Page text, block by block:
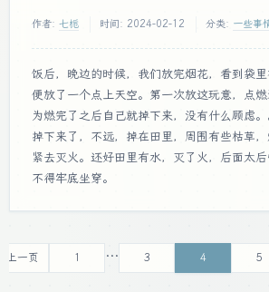
作者: 七栀 时间: 2024-02-12 分类: 一些事
饭后，晚边的时候，我们放完烟花，看到袋
便放了一个点上天空。第一次放这玩意，点
为燃完了之后自己就掉下来，没有什么顾虑
掉下来了，不远，掉在田里，周围有些枯草
紧去灭火。还好田里有水，灭了火，后面太后
不得牢底坐穿。
上一页 1 ... 3 4 5